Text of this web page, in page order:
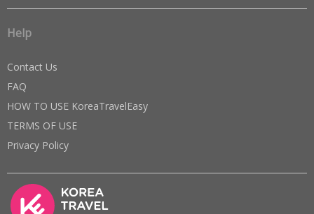
Help
Contact Us
FAQ
HOW TO USE KoreaTravelEasy
TERMS OF USE
Privacy Policy